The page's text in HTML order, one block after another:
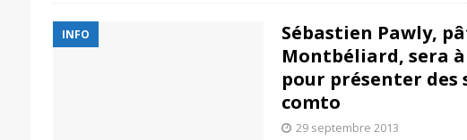
INFO
Sébastien Pawly,
Montbéliard, sera à
pour présenter des
comto
29 septembre 2013